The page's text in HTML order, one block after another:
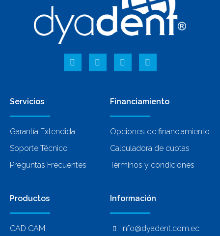
Servicios
Garantía Extendida
Soporte Técnico
Preguntas Frecuentes
Financiamiento
Opciones de financiamiento
Calculadora de cuotas
Términos y condiciones
Productos
CAD CAM
Información
info@dyadent.com.ec